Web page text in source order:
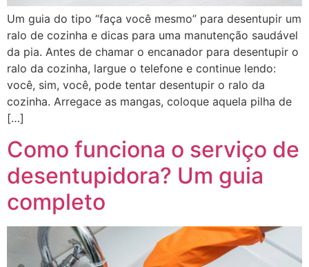
Um guia do tipo “faça você mesmo” para desentupir um
ralo de cozinha e dicas para uma manutenção saudável
da pia. Antes de chamar o encanador para desentupir o
ralo da cozinha, largue o telefone e continue lendo:
você, sim, você, pode tentar desentupir o ralo da
cozinha. Arregace as mangas, coloque aquela pilha de
[…]
Como funciona o serviço de
desentupidora? Um guia
completo